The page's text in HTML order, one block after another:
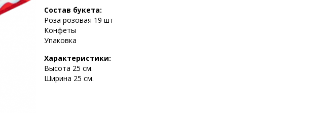
Состав букета:
Роза розовая 19 шт
Конфеты
Упаковка
Характеристики:
Высота 25 см.
Ширина 25 см.